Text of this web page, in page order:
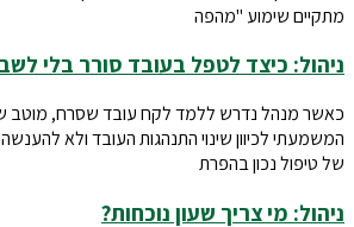
מתקיים שימוע "מהפה
ניהול: כיצד לטפל בעובד סורר בלי
כאשר מנהל נדרש ללמד לקח עובד שסרח, מוטב
המשמעתי לכיוון שינוי התנהגות העובד ולא
של טיפול נכון בהפרת
ניהול: מי צריך שעון נוכחות?